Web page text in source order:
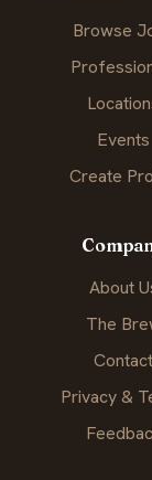
Browse
Events
Create
About
The
Contact
Privacy &